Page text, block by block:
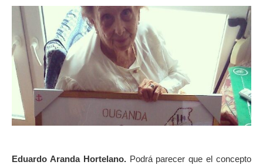
Eduardo Aranda Hortelano.Podrá parecer que el concepto